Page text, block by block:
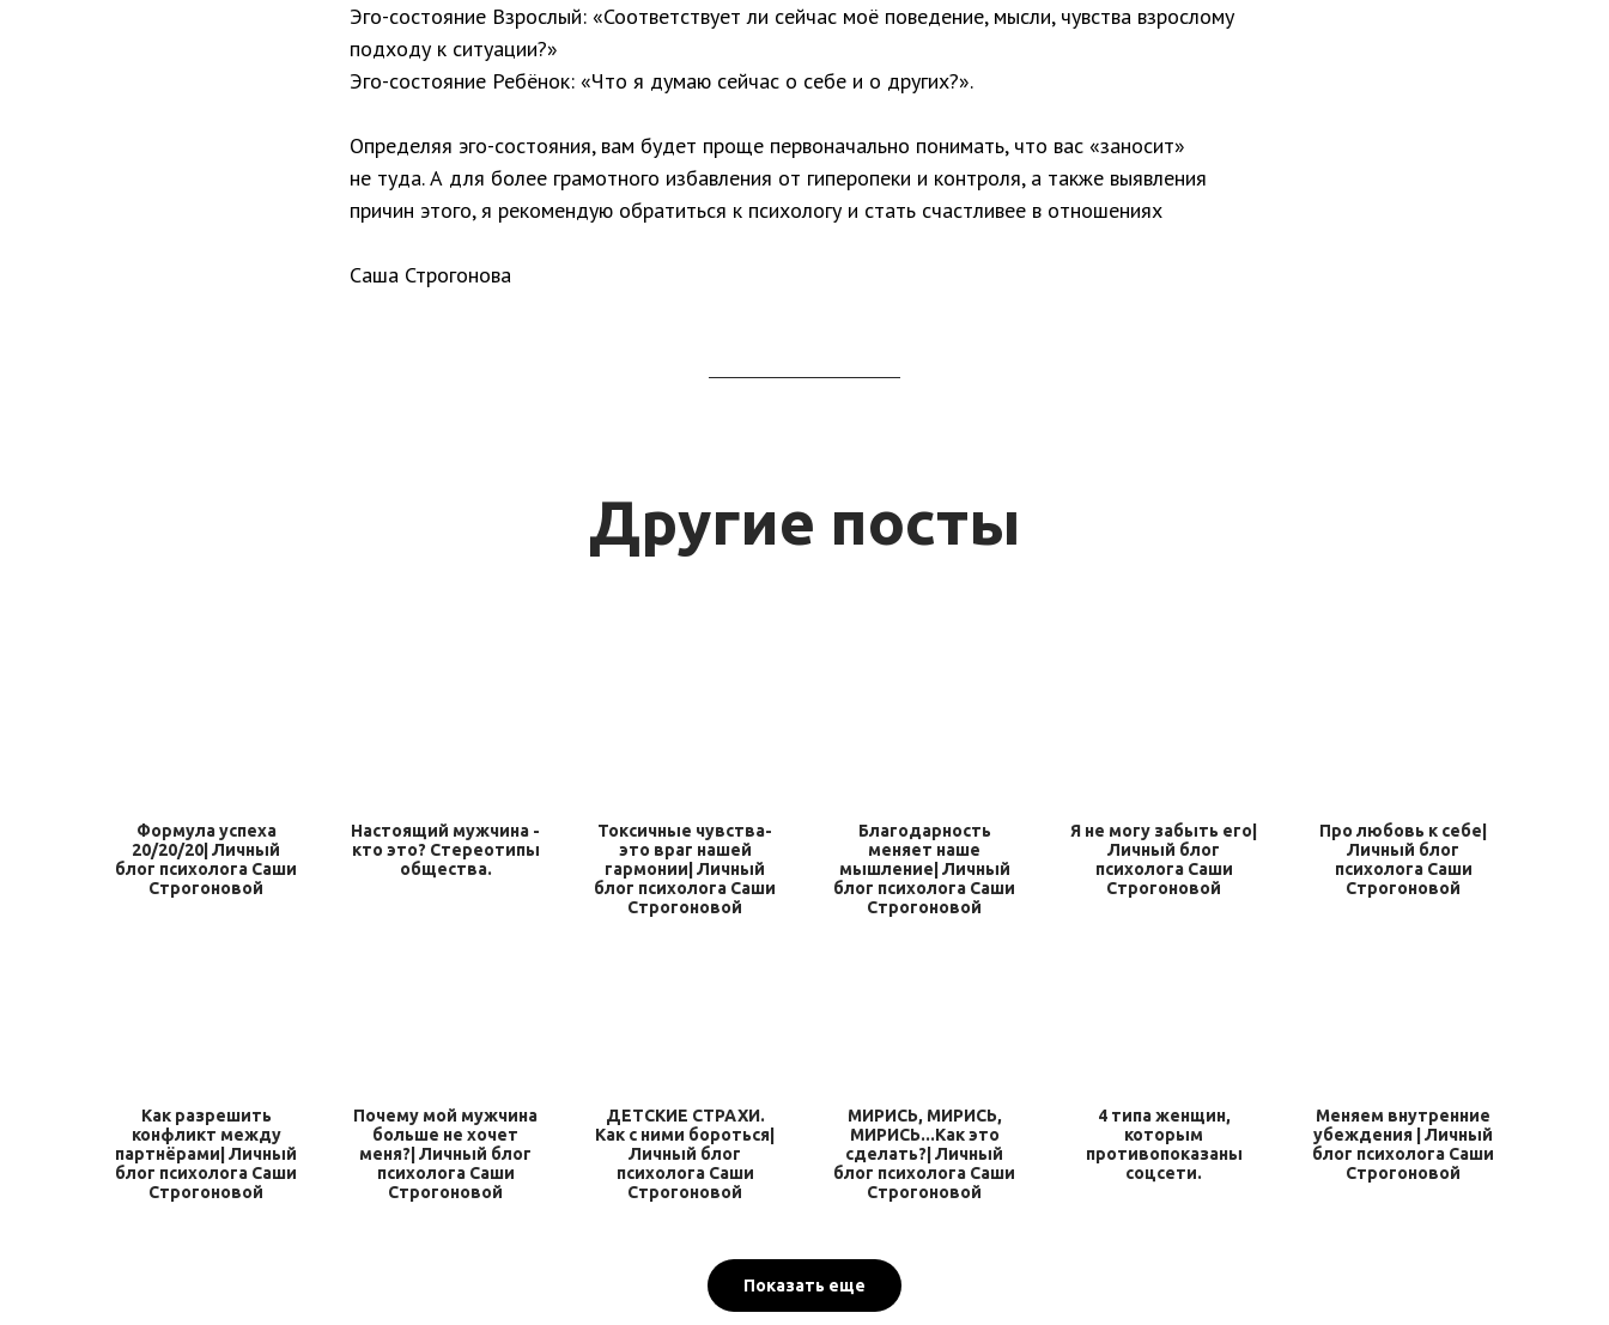
Эго-состояние Взрослый: «Соответствует ли сейчас моё поведение, мысли, чувства взрослому
подходу к ситуации?»
Эго-состояние Ребёнок: «Что я думаю сейчас о себе и о других?».
Определяя эго-состояния, вам будет проще первоначально понимать, что вас «заносит»
не туда. А для более грамотного избавления от гиперопеки и контроля, а также выявления
причин этого, я рекомендую обратиться к психологу и стать счастливее в отношениях
Саша Строгонова
Другие посты
Формула успеха
20/20/20| Личный
блог психолога Саши
Строгоновой
Настоящий мужчина -
кто это? Стереотипы
общества.
Токсичные чувства-
это враг нашей
гармонии| Личный
блог психолога Саши
Строгоновой
Благодарность
меняет наше
мышление| Личный
блог психолога Саши
Строгоновой
Я не могу забыть его|
Личный блог
психолога Саши
Строгоновой
Про любовь к себе|
Личный блог
психолога Саши
Строгоновой
Как разрешить
конфликт между
партнёрами| Личный
блог психолога Саши
Строгоновой
Почему мой мужчина
больше не хочет
меня?| Личный блог
психолога Саши
Строгоновой
ДЕТСКИЕ СТРАХИ.
Как с ними бороться|
Личный блог
психолога Саши
Строгоновой
МИРИСЬ, МИРИСЬ,
МИРИСЬ...Как это
сделать?| Личный
блог психолога Саши
Строгоновой
4 типа женщин,
которым
противопоказаны
соцсети.
Меняем внутренние
убеждения | Личный
блог психолога Саши
Строгоновой
Показать еще